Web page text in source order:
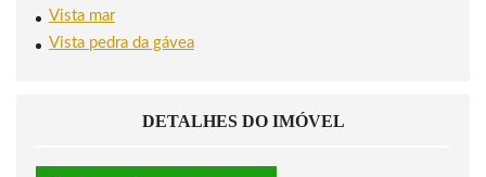
Vista mar
Vista pedra da gávea
DETALHES DO IMÓVEL